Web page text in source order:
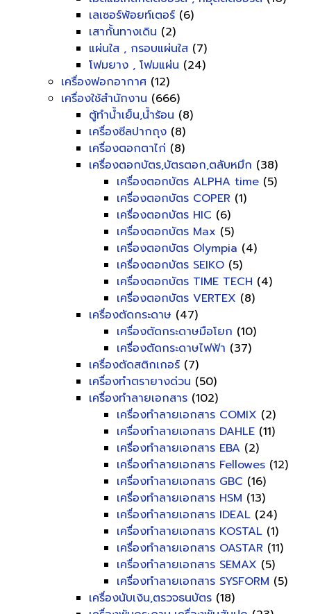
เลเซอร์พ้อยท์เตอร์ (6)
เสากั้นทางเดิน (2)
แผ่นใส , กรอบแผ่นใส (7)
โฟมยาง , โฟมแผ่น (24)
เครื่องฟอกอากาศ (12)
เครื่องใช้สำนักงาน (666)
ตู้ทำน้ำเย็น,น้ำร้อน (8)
เครื่องซีลปากถุง (8)
เครื่องตอกตาไก่ (8)
เครื่องตอกบัตร,บัตรตอก,ตลับหมึก (38)
เครื่องตอกบัตร ALPHA time (5)
เครื่องตอกบัตร COPER (1)
เครื่องตอกบัตร HIC (6)
เครื่องตอกบัตร Max (5)
เครื่องตอกบัตร Olympia (4)
เครื่องตอกบัตร SEIKO (5)
เครื่องตอกบัตร TIME TECH (4)
เครื่องตอกบัตร VERTEX (8)
เครื่องตัดกระดาษ (47)
เครื่องตัดกระดาษมือโยก (10)
เครื่องตัดกระดาษไฟฟ้า (37)
เครื่องตัดสติกเกอร์ (7)
เครื่องทำตรายางด่วน (50)
เครื่องทำลายเอกสาร (102)
เครื่องทำลายเอกสาร COMIX (2)
เครื่องทำลายเอกสาร DAHLE (11)
เครื่องทำลายเอกสาร EBA (2)
เครื่องทำลายเอกสาร Fellowes (12)
เครื่องทำลายเอกสาร GBC (16)
เครื่องทำลายเอกสาร HSM (13)
เครื่องทำลายเอกสาร IDEAL (24)
เครื่องทำลายเอกสาร KOSTAL (1)
เครื่องทำลายเอกสาร OASTAR (11)
เครื่องทำลายเอกสาร SEMAX (5)
เครื่องทำลายเอกสาร SYSFORM (5)
เครื่องนับเงิน,ตรวจธนบัตร (18)